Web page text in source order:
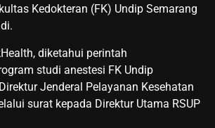
Kedokteran (FK) Undip Semarang
diketahui perintah
studi anestesi FK Undip
Jenderal Pelayanan Kesehatan
surat kepada Direktur Utama RSUP